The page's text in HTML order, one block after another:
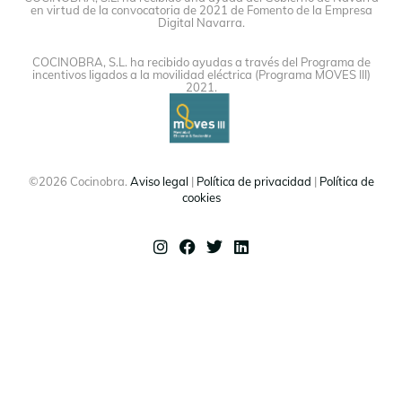
en virtud de la convocatoria de 2021 de Fomento de la Empresa
Digital Navarra.
COCINOBRA, S.L. ha recibido ayudas a través del Programa de
incentivos ligados a la movilidad eléctrica (Programa MOVES III)
2021.
©2026 Cocinobra. Aviso legal | Política de privacidad | Política de
cookies